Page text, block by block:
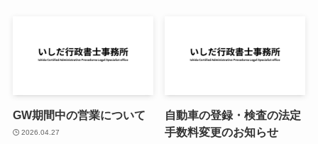
GW期間中の営業について
2026.04.27
自動車の登録・検査の法定
手数料変更のお知らせ